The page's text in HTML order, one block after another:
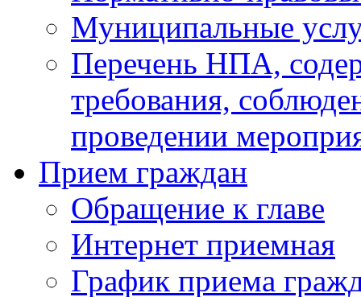
Муниципальные
Перечень НПА,
требования,
проведении
Прием граждан
Обращение к главе
Интернет приемная
График приема